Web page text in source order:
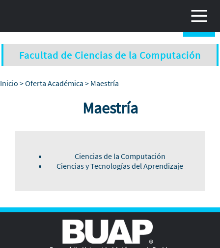
Facultad de Ciencias de la Computación
Inicio >Oferta Académica > Maestría
Maestría
Ciencias de la Computación
Ciencias y Tecnologías del Aprendizaje